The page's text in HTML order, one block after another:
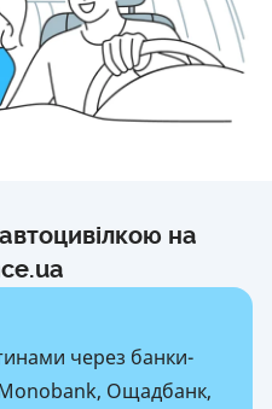
на
через банки-
Ощадбанк,